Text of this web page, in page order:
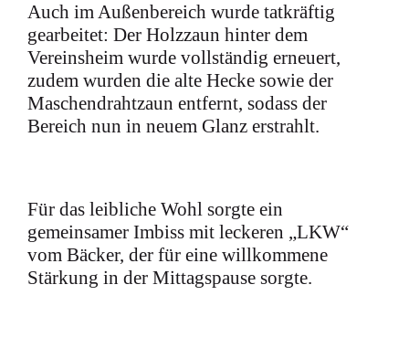
Auch im Außenbereich wurde tatkräftig
gearbeitet: Der Holzzaun hinter dem
Vereinsheim wurde vollständig erneuert,
zudem wurden die alte Hecke sowie der
Maschendrahtzaun entfernt, sodass der
Bereich nun in neuem Glanz erstrahlt.
Für das leibliche Wohl sorgte ein
gemeinsamer Imbiss mit leckeren „LKW“
vom Bäcker, der für eine willkommene
Stärkung in der Mittagspause sorgte.